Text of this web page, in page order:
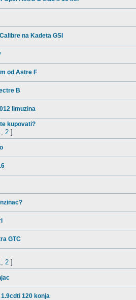
na Kadeta GSI
od Astre F
B
limuzina
kupovati?
, 2 ]
GTC
, 2 ]
120 konja